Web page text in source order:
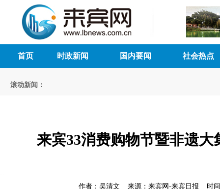
首页 时政新闻 国内要闻 社会热点
滚动新闻：
来宾33消费购物节暨非遗大
作者：吴清文 来源：来宾网-来宾日报 时间